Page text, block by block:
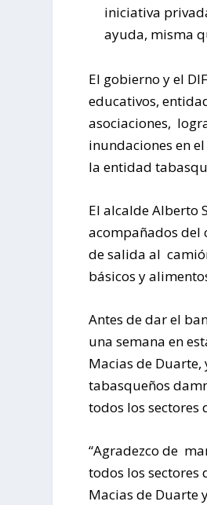
iniciativa
ayuda, misma
El gobierno y el
educativos,
asociaciones,
inundaciones en
la entidad
El alcalde Alberto
acompañados del
de salida al
básicos y
Antes de dar el
una semana en
Macias de
tabasqueños
todos los
“Agradezco de
todos los
Macias de Duarte